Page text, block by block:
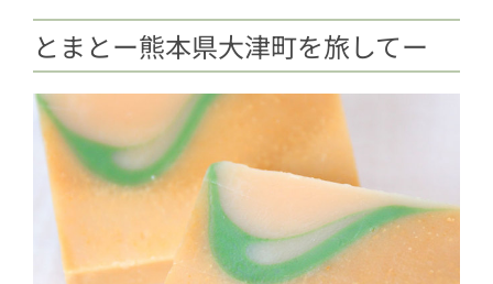
とまとー熊本県大津町を旅してー